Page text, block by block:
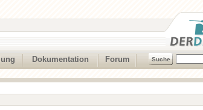
Dokumentation Forum